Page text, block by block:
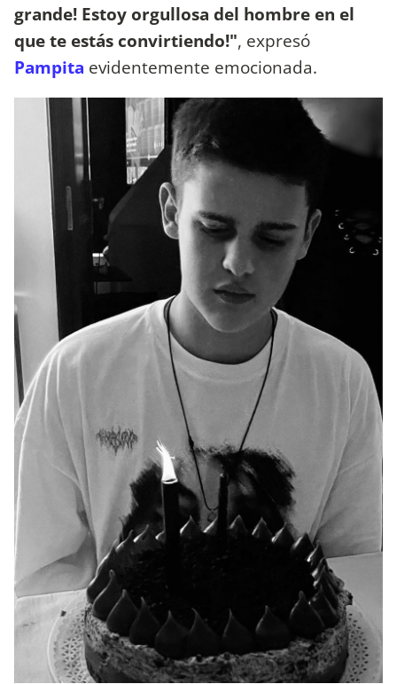
grande! Estoy orgullosa del hombre en el
que te estás convirtiendo!", expresó
Pampita evidentemente emocionada.